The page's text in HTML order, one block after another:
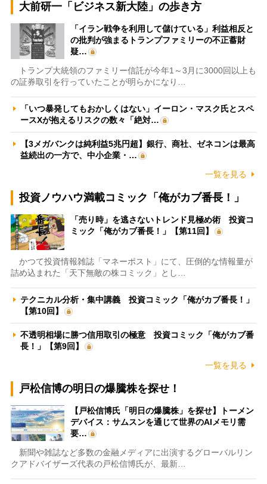
大前研一「ビジネス新大陸」の歩き方
「イラン戦争を利用して儲けている」利益相反と
の批判が強まるトランプファミリーの不正蓄財
疑…
トランプ大統領のファミリー信託が今年1～3月に3000回以上も
の証券取引を行っていたことが明らかになり…
「いつ暴発してもおかしくはない」イーロン・マスク氏とスペ
ースXが抱えるリスクの数々「絶対…
【3メガバンクは純利益5兆円超】銀行、商社、ゼネコンは最高
益続出の一方で、中小企業・…
一覧を見る
投資ノウハウ満載コミック「俺がカブ番長！」
「売り時」を逃さないトレンド見極め術 投資コ
ミック「俺がカブ番長！」【第11回】
かつて投資情報雑誌「マネーポスト」にて、圧倒的な情報量が
詰め込まれた「天下無敵の株コミック」とし…
テクニカル分析・集中講義 投資コミック「俺がカブ番長！」
【第10回】
不透明相場に勝つ信用取引の極意 投資コミック「俺がカブ番
長！」【第9回】
一覧を見る
戸松信博の明日の爆騰株を探せ！
【戸松信博氏「明日の爆騰株」を探せ】トーメン
デバイス：サムスンを通じて世界のAIメモリ需
要…
新聞や雑誌など多数の金融メディアに出演するグローバルリン
クアドバイザーズ代表の戸松信博氏が、最新…